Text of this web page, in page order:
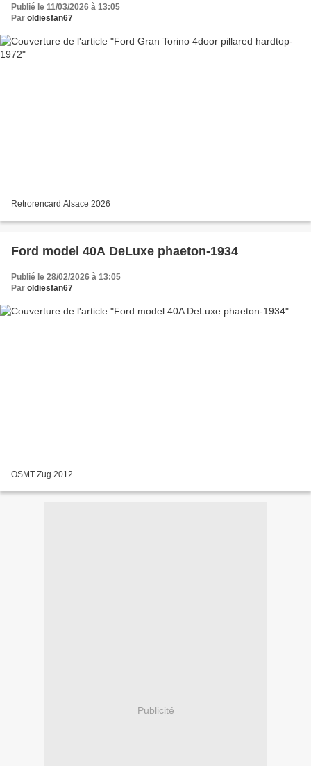
Publié le 11/03/2026 à 13:05
Par oldiesfan67
Retrorencard Alsace 2026
Ford model 40A DeLuxe phaeton-1934
Publié le 28/02/2026 à 13:05
Par oldiesfan67
OSMT Zug 2012
Publicité